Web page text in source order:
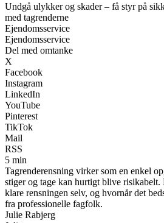
Undgå ulykker og skader – få styr på
med tagrenderne
Ejendomsservice
Ejendomsservice
Del med omtanke
X
Facebook
Instagram
LinkedIn
YouTube
Pinterest
TikTok
Mail
RSS
5 min
Tagrenderensning virker som en enkel
stiger og tage kan hurtigt blive
klare rensningen selv, og hvornår det
fra professionelle fagfolk.
Julie Rabjerg